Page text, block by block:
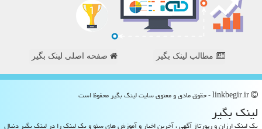
مطالب لینک بگیر صفحه اصلی لینک بگیر
لینك بگیر
بک لینک ارزان و رپورتاژ آگهی ، آخرین اخبار و آموزش های سئو و بک لینک را در لینک بگیر دنبال